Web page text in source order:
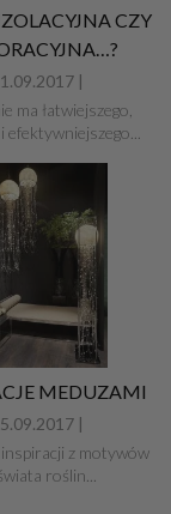
CZY
|
ma łatwiejszego,
efektywniejszego...
MEDUZAMI
|
z motywów
roślin...